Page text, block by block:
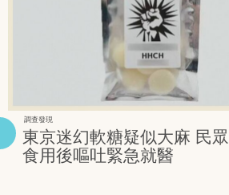
調查發現
東京迷幻軟糖疑似大麻 民眾
食用後嘔吐緊急就醫